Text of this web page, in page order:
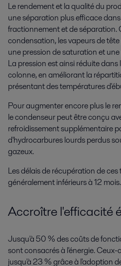
Le rendement et la qualité du
une séparation plus efficace
fractionnement et de séparation.
condensation, les vapeurs de
une pression de saturation et
La pression est ainsi réduite
colonne, en améliorant la
présentant des températures
Pour augmenter encore plus le
le condenseur peut être conçu
refroidissement supplémentaire
d'hydrocarbures lourds perdus
gazeux.
Les délais de récupération de
généralement inférieurs à 12 mois.
Accroître l'efficacité
Jusqu'à 50 % des coûts de
sont consacrés à l'énergie.
jusqu'à 23 % grâce à l'adoption